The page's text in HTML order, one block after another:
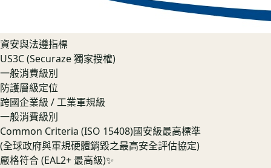
資安與法遵指標
US3C (Securaze 獨家授權)
一般消費級別
防護層級定位
跨國企業級 / 工業軍規級
一般消費級別
Common Criteria (ISO 15408)國安級最高標準
(全球政府與軍規硬體銷毀之最高安全評估協定)
嚴格符合 (EAL2+ 最高級)✨